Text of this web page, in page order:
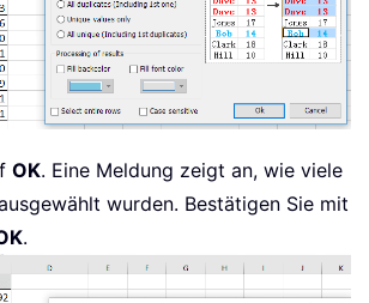
OK. Eine Meldung zeigt an, wie viele
wurden. Bestätigen Sie mit
.